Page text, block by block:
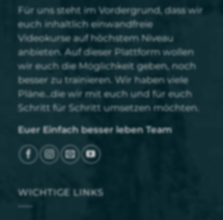
Für uns steht im Vordergrund, dass wir
euch inhaltlich einwandfreie
Videokurse auf höchstem Niveau
anbieten. Auf dieser Plattform wollen
wir euch die Möglichkeit geben, noch
besser zu trainieren. Wir haben viele
Pläne…die wir mit euch und für euch
Schritt für Schritt umsetzen möchten.
Euer Einfach besser leben Team
WICHTIGE LINKS